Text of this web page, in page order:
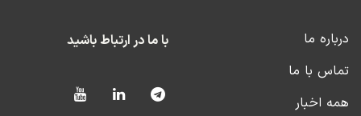
درباره ما
تماس با ما
همه اخبار
با ما در ارتباط باشید